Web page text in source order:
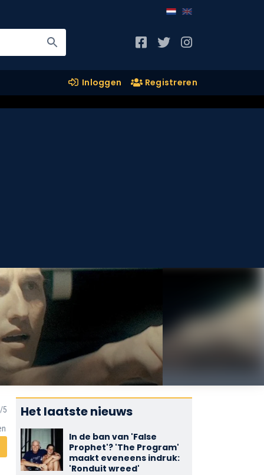
Inloggen Registreren
Het laatste nieuws
In de ban van 'False
Prophet'? 'The Program'
maakt eveneens indruk:
'Ronduit wreed'